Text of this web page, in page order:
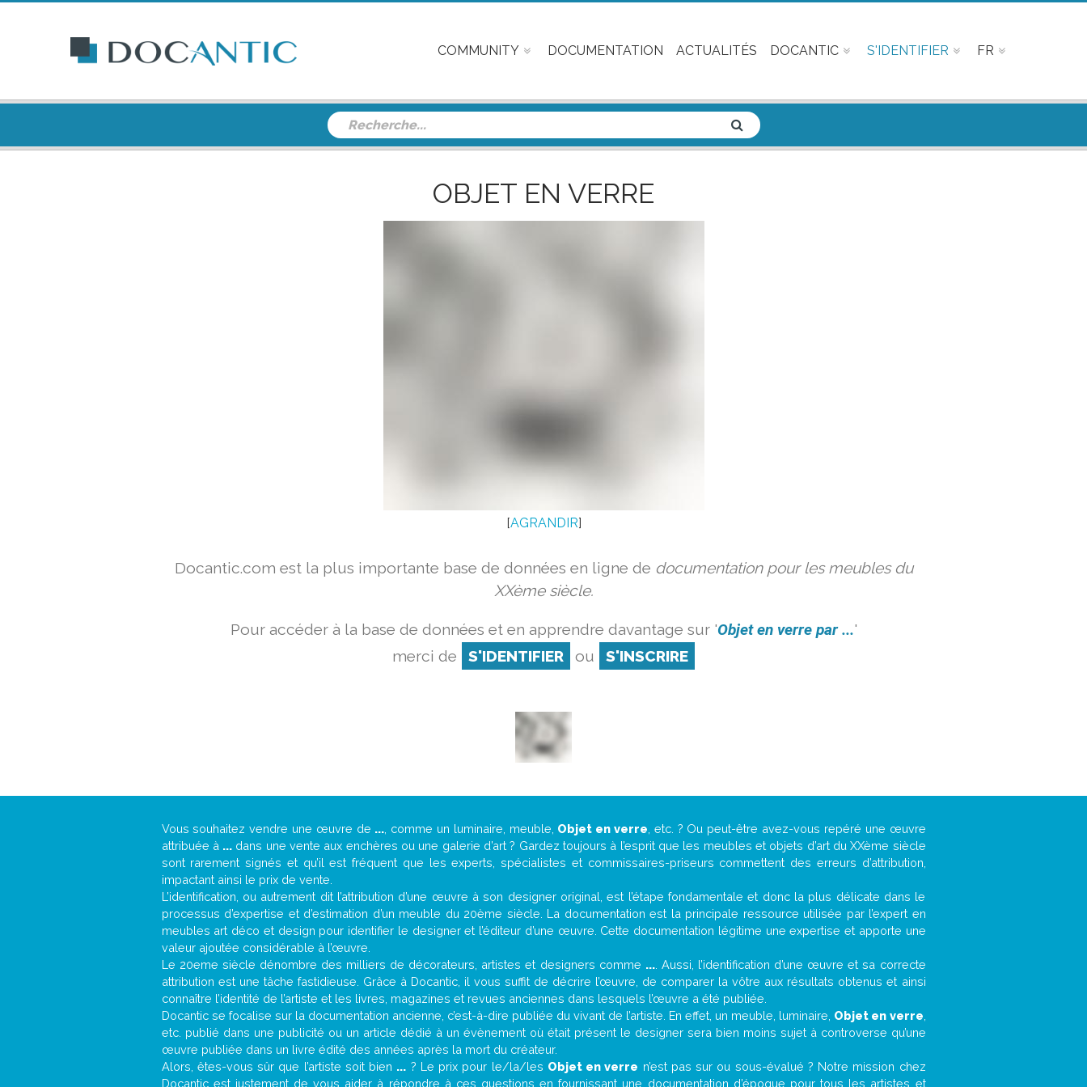
COMMUNITY DOCUMENTATION ACTUALITÉS DOCANTIC S'IDENTIFIER FR
OBJET EN VERRE
[AGRANDIR]
Docantic.com est la plus importante base de données en ligne de documentation pour les meubles du
XXème siècle.
Pour accéder à la base de données et en apprendre davantage sur 'Objet en verre par ...'
merci de
S'IDENTIFIER ou S'INSCRIRE
Vous souhaitez vendre une œuvre de ... , comme un luminaire, meuble, Objet en verre , etc. ? Ou peut-être avez-vous repéré une œuvre
attribuée à ... dans une vente aux enchères ou une galerie d’art ? Gardez toujours à l’esprit que les meubles et objets d’art du XXème siècle
sont rarement signés et qu’il est fréquent que les experts, spécialistes et commissaires-priseurs commettent des erreurs d’attribution,
impactant ainsi le prix de vente.
L’identification, ou autrement dit l’attribution d’une œuvre à son designer original, est l’étape fondamentale et donc la plus délicate dans le
processus d’expertise et d’estimation d’un meuble du 20ème siècle. La documentation est la principale ressource utilisée par l’expert en
meubles art déco et design pour identifier le designer et l’éditeur d’une œuvre. Cette documentation légitime une expertise et apporte une
valeur ajoutée considérable à l’œuvre.
Le 20eme siècle dénombre des milliers de décorateurs, artistes et designers comme .... Aussi, l’identification d’une œuvre et sa correcte
attribution est une tâche fastidieuse. Grâce à Docantic, il vous suffit de décrire l’œuvre, de comparer la vôtre aux résultats obtenus et ainsi
connaître l’identité de l’artiste et les livres, magazines et revues anciennes dans lesquels l’œuvre a été publiée.
Docantic se focalise sur la documentation ancienne, c’est-à-dire publiée du vivant de l’artiste. En effet, un meuble, luminaire, Objet en verre
etc. publié dans une publicité ou un article dédié à un évènement où était présent le designer sera bien moins sujet à controverse qu’une
œuvre publiée dans un livre édité des années après la mort du créateur.
Alors, êtes-vous sûr que l’artiste soit bien ... ? Le prix pour le/la/les Objet en verre n’est pas sur ou sous-évalué ? Notre mission chez
Docantic est justement de vous aider à répondre à ces questions en fournissant une documentation d’époque pour tous les artistes et